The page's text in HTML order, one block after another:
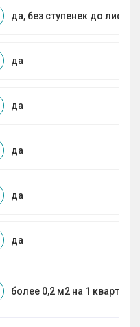
да, без ступенек до лифта
да
да
да
да
да
более 0,2 м2 на 1 квартиру